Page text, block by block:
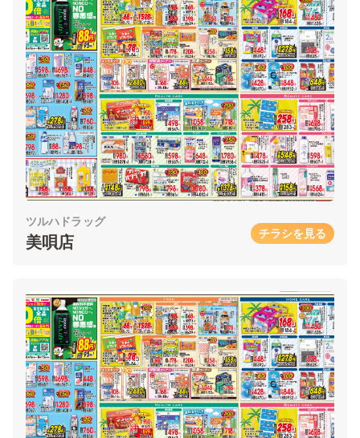
ツルハドラッグ
美唄店 チラシを見る